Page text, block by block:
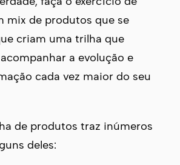
mix de produtos que se
criam uma trilha que
a evolução e
cada vez maior do seu
de produtos traz inúmeros
deles: